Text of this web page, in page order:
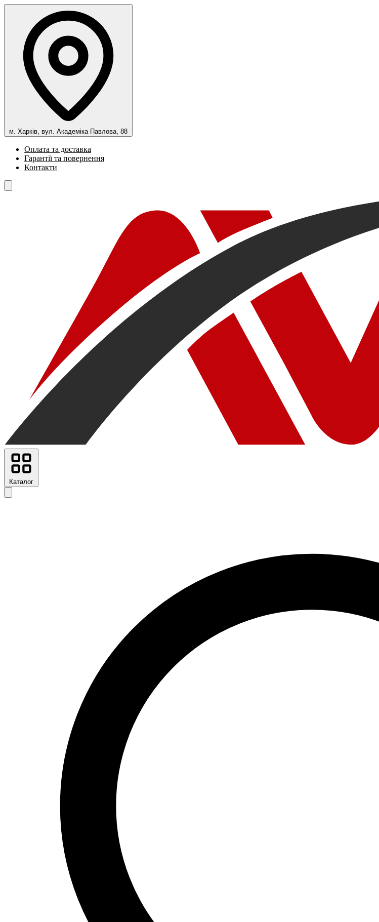
м. Харків, вул. Академіка Павлова, 88
Оплата та доставка
Гарантії та повернення
Контакти
Каталог